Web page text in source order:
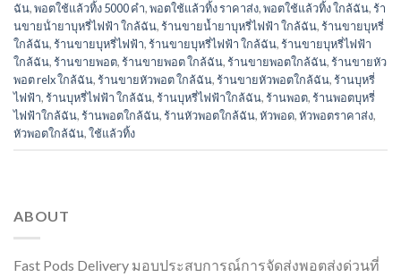
ฉัน,พอตใช้แล้วทิ้ง 5000 คํา,พอตใช้แล้วทิ้ง ราคาส่ง,พอตใช้แล้วทิ้ง ใกล้ฉัน,ร้า
นขายน้ํายาบุหรี่ไฟฟ้า ใกล้ฉัน,ร้านขายน้ำยาบุหรี่ไฟฟ้า ใกล้ฉัน,ร้านขายบุหรี่
ใกล้ฉัน,ร้านขายบุหรี่ไฟฟ้า,ร้านขายบุหรี่ไฟฟ้า ใกล้ฉัน,ร้านขายบุหรี่ไฟฟ้า
ใกล้ฉัน,ร้านขายพอต,ร้านขายพอต ใกล้ฉัน,ร้านขายพอตใกล้ฉัน,ร้านขายหัว
พอต relx ใกล้ฉัน,ร้านขายหัวพอต ใกล้ฉัน,ร้านขายหัวพอตใกล้ฉัน,ร้านบุหรี่
ไฟฟ้า,ร้านบุหรี่ไฟฟ้า ใกล้ฉัน,ร้านบุหรี่ไฟฟ้าใกล้ฉัน,ร้านพอต,ร้านพอตบุหรี่
ไฟฟ้าใกล้ฉัน,ร้านพอตใกล้ฉัน,ร้านหัวพอตใกล้ฉัน,หัวพอด,หัวพอตราคาส่ง,
หัวพอตใกล้ฉัน,ใช้แล้วทิ้ง
ABOUT
Fast Pods Delivery มอบประสบการณ์การจัดส่งพอตส่งด่วนที่